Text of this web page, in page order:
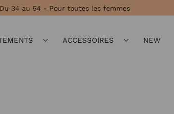
Du 34 au 54 - Pour toutes les femmes
ACCESSOIRES NEW